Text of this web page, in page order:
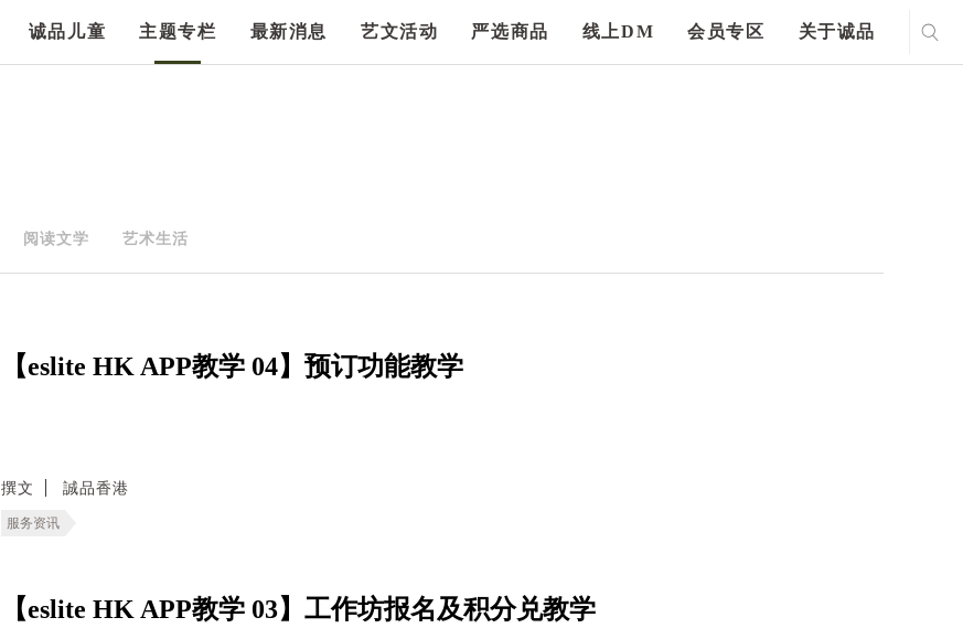
诚品儿童 主题专栏 最新消息 艺文活动 严选商品 线上DM 会员专区 关于诚品
阅读文学 艺术生活
【eslite HK APP教学 04】预订功能教学
撰文 誠品香港
服务资讯
【eslite HK APP教学 03】工作坊报名及积分兑教学